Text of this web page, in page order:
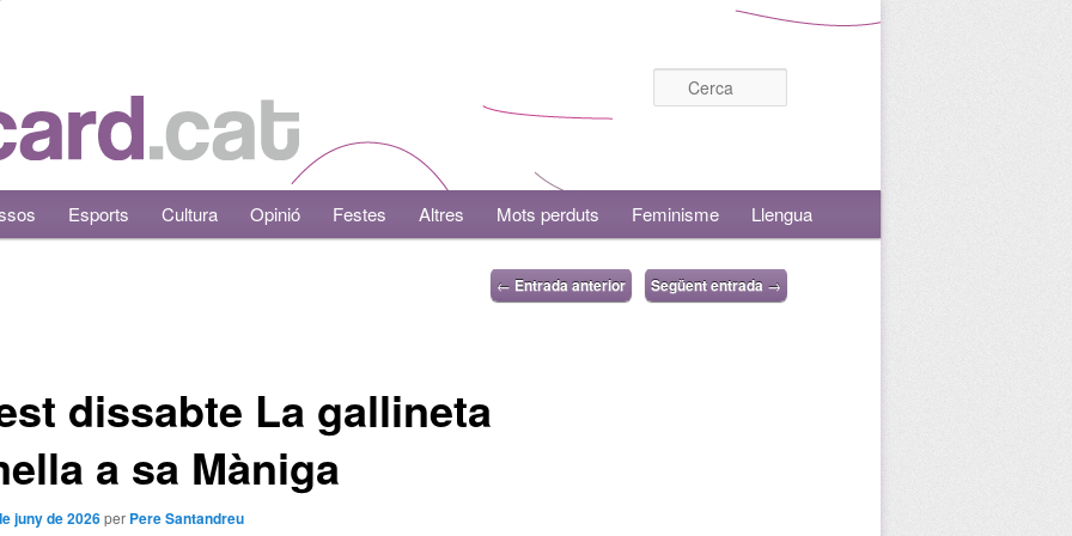
Esports Cultura Opinió Festes Altres Mots perduts Feminisme Llengua
← Entrada anterior Següent entrada →
dissabte La gallineta
a sa Màniga
juny de 2026per Pere Santandreu